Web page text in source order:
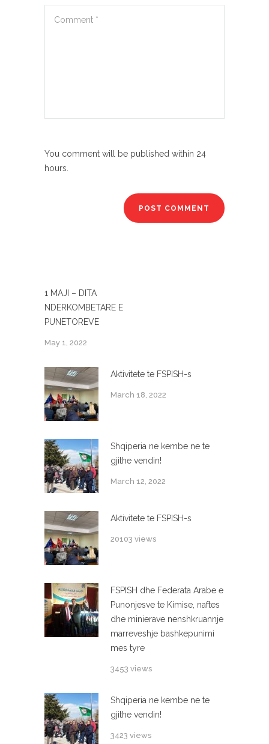
You comment will be published within 24
hours.
1 MAJI – DITA
NDERKOMBETARE E
PUNETOREVE
May 1, 2022
Aktivitete te FSPISH-s
March 18, 2022
Shqiperia ne kembe ne te
gjithe vendin!
March 12, 2022
Aktivitete te FSPISH-s
20103 views
FSPISH dhe Federata Arabe e
Punonjesve te Kimise, naftes
dhe minierave nenshkruannje
marreveshje bashkepunimi
mes tyre
3453 views
Shqiperia ne kembe ne te
gjithe vendin!
3423 views